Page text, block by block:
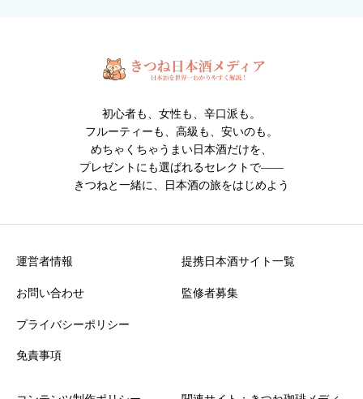
・投稿内容は運営確認後に公開されます
初心者も、女性も、辛口派も。
フルーティーも、高級も、安いのも。
めちゃくちゃうまい日本酒だけを、
プレゼントにも選ばれるセレクトで――
きつねと一緒に、日本酒の旅をはじめよう
運営者情報
お問い合わせ
プライバシーポリシー
免責事項
提携日本酒サイト一覧
監修者募集